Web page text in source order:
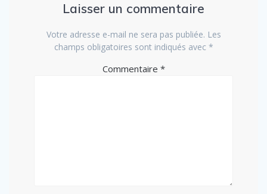
Laisser un commentaire
Votre adresse e-mail ne sera pas publiée. Les
champs obligatoires sont indiqués avec *
Commentaire *